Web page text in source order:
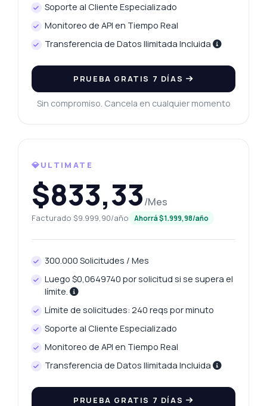
Soporte al Cliente Especializado
Monitoreo de API en Tiempo Real
Transferencia de Datos Ilimitada Incluida
PRUEBA GRATIS 7 DÍAS
Sin compromiso. Cancela en cualquier momento
💎ULTIMATE
$833,33/Mes
Facturado $9.999,90/año Ahorrá $1.999,98/año
300.000 Solicitudes / Mes
Luego $0,0649740 por solicitud si se supera el
límite.
Límite de solicitudes: 240 reqs por minuto
Soporte al Cliente Especializado
Monitoreo de API en Tiempo Real
Transferencia de Datos Ilimitada Incluida
PRUEBA GRATIS 7 DÍAS
Pregunta lo que quieras
Tasas de oro en Chandigarh API —
endpoints, precios, tips de integración, lo
que necesites.
¿Cómo obtengo el precio actual del oro?
ayer?
¿Cómo obtengo precios históricos del oro?
¿Qué parámetros necesito para el
rendimiento mensual?
¿Qué puede hacer esta API?
Muéstrame un ejemplo de código
¿Cuánto cuesta?